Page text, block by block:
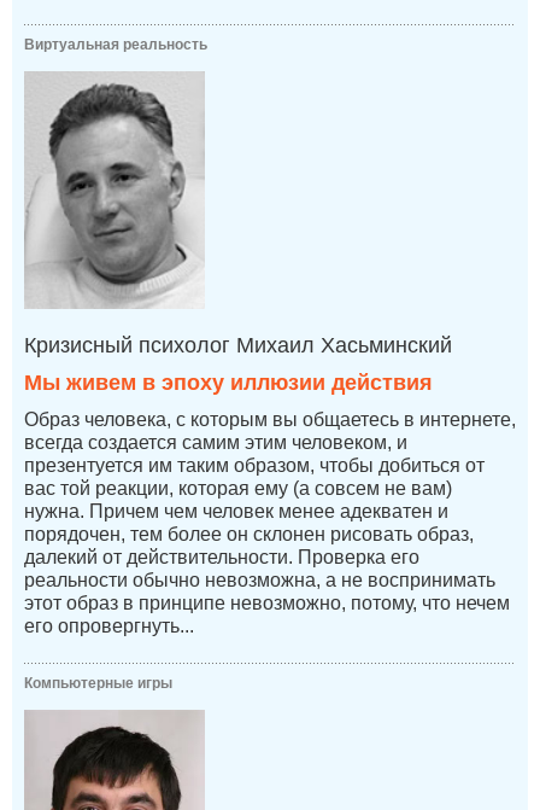
Виртуальная реальность
Кризисный психолог Михаил Хасьминский
Мы живем в эпоху иллюзии действия
Образ человека, с которым вы общаетесь в интернете,
всегда создается самим этим человеком, и
презентуется им таким образом, чтобы добиться от
вас той реакции, которая ему (а совсем не вам)
нужна. Причем чем человек менее адекватен и
порядочен, тем более он склонен рисовать образ,
далекий от действительности. Проверка его
реальности обычно невозможна, а не воспринимать
этот образ в принципе невозможно, потому, что нечем
его опровергнуть...
Компьютерные игры